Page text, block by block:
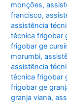
monções,
francisco,
assistência
técnica frigobar
frigobar ge
morumbi,
assistência
técnica frigobar
frigobar ge
granja viana,